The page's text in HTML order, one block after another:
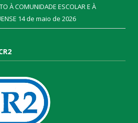
À COMUNIDADE ESCOLAR E À
14 de maio de 2026